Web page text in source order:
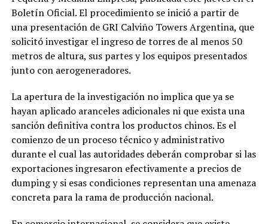
Boletín Oficial. El procedimiento se inició a partir de
una presentación de GRI Calviño Towers Argentina, que
solicitó investigar el ingreso de torres de al menos 50
metros de altura, sus partes y los equipos presentados
junto con aerogeneradores.
La apertura de la investigación no implica que ya se
hayan aplicado aranceles adicionales ni que exista una
sanción definitiva contra los productos chinos. Es el
comienzo de un proceso técnico y administrativo
durante el cual las autoridades deberán comprobar si las
exportaciones ingresaron efectivamente a precios de
dumping y si esas condiciones representan una amenaza
concreta para la rama de producción nacional.